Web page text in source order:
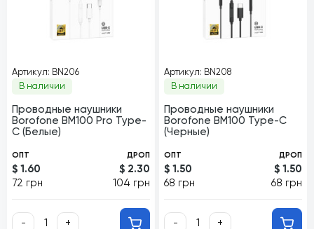
Артикул: BN206
В наличии
Проводные наушники
Borofone BM100 Pro Type-
C (Белые)
ОПТ
$ 1.60
72 грн
ДРОП
$ 2.30
104 грн
- +
Артикул: BN208
В наличии
Проводные наушники
Borofone BM100 Type-C
(Черные)
ОПТ
$ 1.50
68 грн
ДРОП
$ 1.50
68 грн
- +